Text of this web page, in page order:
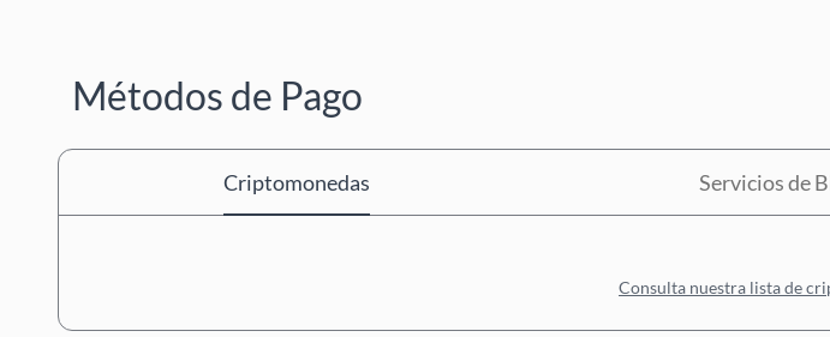
Métodos de Pago
Criptomonedas Servicios de
Consulta nuestra lista de